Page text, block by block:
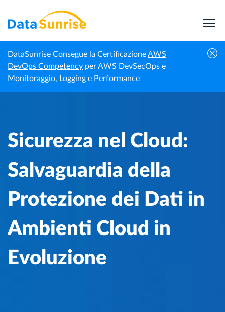
DataSunrise Consegue la CertificazioneAWS
DevOps Competency per AWS DevSecOps e
Monitoraggio, Logging e Performance
Homepage
Notizie
Professionali
Sicurezza nel Cloud: Salvaguardia della
Protezione dei Dati in Ambienti Cloud in
Evoluzione
Sicurezza nel Cloud:
Salvaguardia della
Protezione dei Dati in
Ambienti Cloud in
Evoluzione